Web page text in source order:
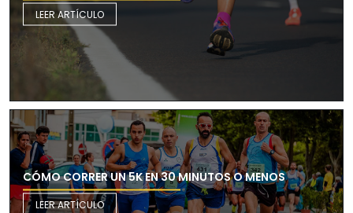
LEER ARTÍCULO
CÓMO CORRER UN 5K EN 30 MINUTOS O MENOS
LEER ARTÍCULO